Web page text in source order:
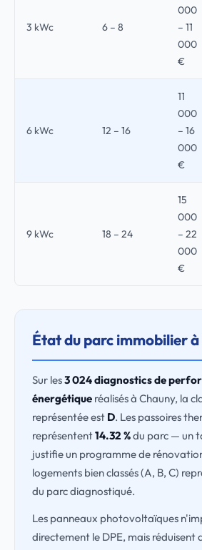
3 kWc 6 – 8
000
– 11
000
€
6 kWc 12 – 16
11
000
– 16
000
€
9 kWc 18 – 24
15
000
– 22
000
€
État du parc immobilier
Sur les3 024 diagnostics de
énergétique réalisés à Chauny, la
représentée est D. Les passoires
représentent14.32 %du parc — un
justifie un programme de
logements bien classés (A, B, C)
du parc diagnostiqué.
Les panneaux photovoltaïques
directement le DPE, mais réduisent